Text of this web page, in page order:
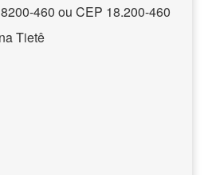
460 ou CEP 18.200-460
Tietê